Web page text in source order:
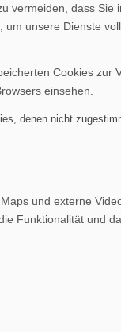
vermeiden, dass
unsere Dienste
Cookies
einsehen.
denen nicht
und externe
Funktionalität und